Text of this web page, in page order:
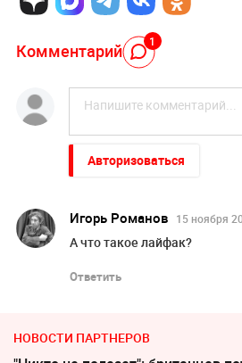
Комментарий 1
Авторизоваться
Игорь Романов 15 ноября
А что такое лайфак?
Ответить
НОВОСТИ ПАРТНЕРОВ